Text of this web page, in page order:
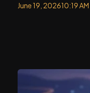
June 19, 202610:19 AM